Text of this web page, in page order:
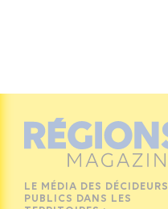
LE MÉDIA DES DÉCIDEURS
PUBLICS DANS LES